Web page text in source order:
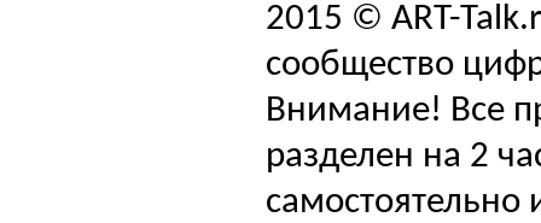
2015 © ART-
сообщество
Внимание! Все
разделен на 2
самостоятельно